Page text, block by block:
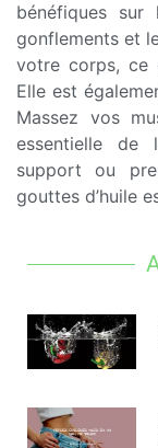
bénéfiques
gonflements et
votre corps, ce
Elle est
Massez vos
essentielle de
support ou
gouttes d’huile